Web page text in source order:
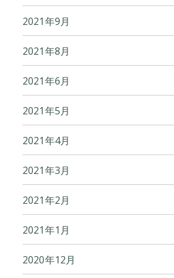
2021年9月
2021年8月
2021年6月
2021年5月
2021年4月
2021年3月
2021年2月
2021年1月
2020年12月